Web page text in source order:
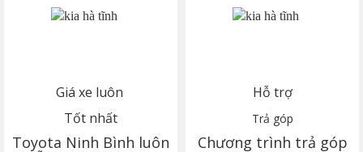
Giá xe luôn
Tốt nhất
Toyota Ninh Bình luôn
Hỗ trợ
Trả góp
Chương trình trả góp